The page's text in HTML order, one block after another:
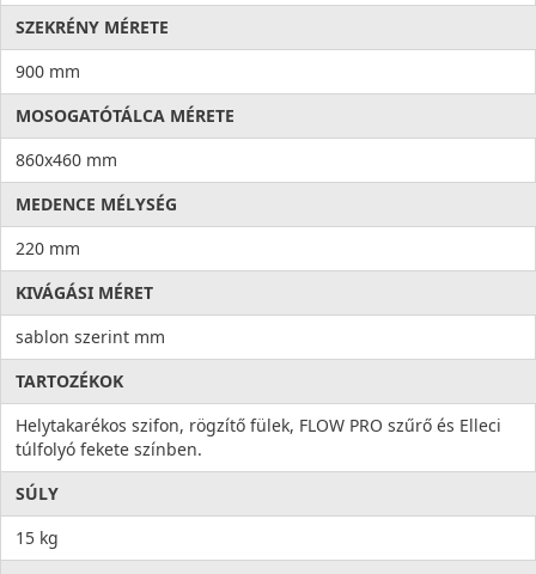
SZEKRÉNY MÉRETE
900 mm
MOSOGATÓTÁLCA MÉRETE
860x460 mm
MEDENCE MÉLYSÉG
220 mm
KIVÁGÁSI MÉRET
sablon szerint mm
TARTOZÉKOK
Helytakarékos szifon, rögzítő fülek, FLOW PRO szűrő és Elleci
túlfolyó fekete színben.
SÚLY
15 kg